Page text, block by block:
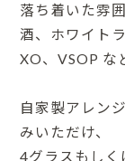
落ち着いた雰
酒、ホワイト
XO、VSOP な
自家製アレン
みいただけ、
4グラスもしく